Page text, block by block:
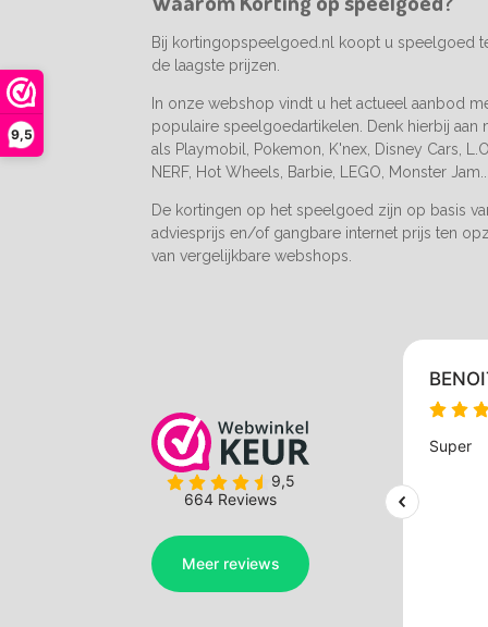
9,5
k
a
Bij kortingopspeelgoed.nl koopt u speelgoed
de laagste prijzen.
In onze webshop vindt u het actueel aanbod
populaire speelgoedartikelen. Denk hierbij aan
als Playmobil, Pokemon, K'nex, Disney Cars,
NERF, Hot Wheels, Barbie, LEGO, Monster Jam...
De kortingen op het speelgoed zijn op basis
adviesprijs en/of gangbare internet prijs ten
van vergelijkbare webshops.